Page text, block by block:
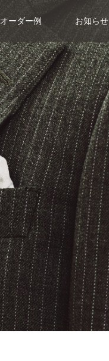
オーダー例 お知らせ